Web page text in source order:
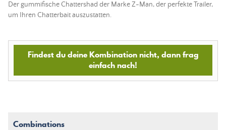
Der gummifische Chattershad der Marke Z-Man, der perfekte Trailer,
um Ihren Chatterbait auszustatten.
Findest du deine Kombination nicht, dann frag
einfach nach!
Combinations